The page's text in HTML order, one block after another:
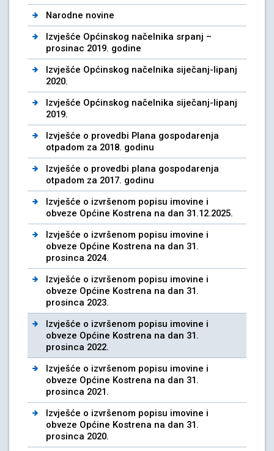
Narodne novine
Izvješće Općinskog načelnika srpanj –
prosinac 2019. godine
Izvješće Općinskog načelnika siječanj-lipanj
2020.
Izvješće Općinskog načelnika siječanj-lipanj
2019.
Izvješće o provedbi Plana gospodarenja
otpadom za 2018. godinu
Izvješće o provedbi plana gospodarenja
otpadom za 2017. godinu
Izvješće o izvršenom popisu imovine i
obveze Općine Kostrena na dan 31.12.2025.
Izvješće o izvršenom popisu imovine i
obveze Općine Kostrena na dan 31.
prosinca 2024.
Izvješće o izvršenom popisu imovine i
obveze Općine Kostrena na dan 31.
prosinca 2023.
Izvješće o izvršenom popisu imovine i
obveze Općine Kostrena na dan 31.
prosinca 2022.
Izvješće o izvršenom popisu imovine i
obveze Općine Kostrena na dan 31.
prosinca 2021.
Izvješće o izvršenom popisu imovine i
obveze Općine Kostrena na dan 31.
prosinca 2020.